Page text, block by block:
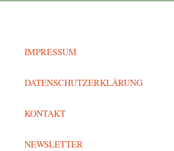
IMPRESSUM
DATENSCHUTZERKLÄRUNG
KONTAKT
NEWSLETTER